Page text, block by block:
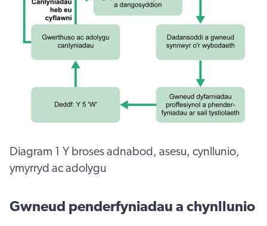
Diagram 1 Y broses adnabod, asesu, cynllunio,
ymyrryd ac adolygu
Gwneud penderfyniadau a chynllunio